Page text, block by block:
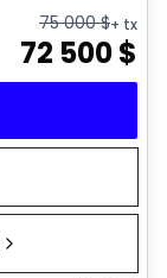
75 000$+ tx
72 500$